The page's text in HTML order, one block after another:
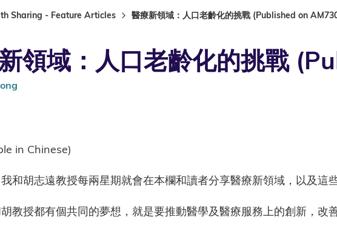
Sharing - Feature Articles 醫療新領域：人口老齡化的挑戰 (Published on
領域：人口老齡化的挑戰
in Chinese)
和胡志遠教授每兩星期就會在本欄和讀者分享醫療新領域，以及這
教授都有個共同的夢想，就是要推動醫學及醫療服務上的創新，改